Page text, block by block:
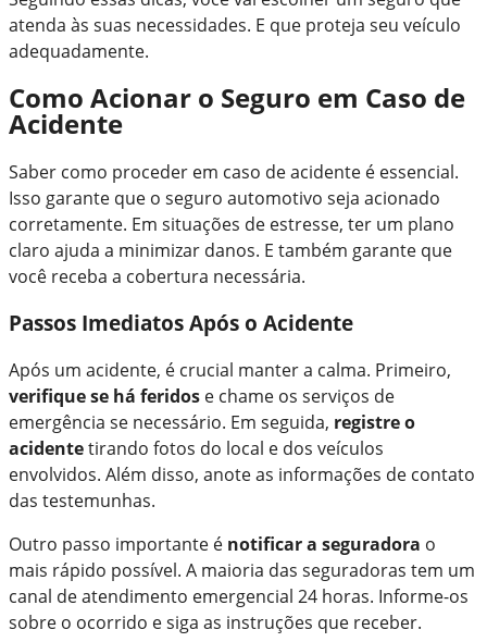
atenda às suas necessidades. E que proteja seu veículo
adequadamente.
Como Acionar o Seguro em Caso de
Acidente
Saber como proceder em caso de acidente é essencial.
Isso garante que o seguro automotivo seja acionado
corretamente. Em situações de estresse, ter um plano
claro ajuda a minimizar danos. E também garante que
você receba a cobertura necessária.
Passos Imediatos Após o Acidente
Após um acidente, é crucial manter a calma. Primeiro,
verifique se há feridos e chame os serviços de
emergência se necessário. Em seguida, registre o
acidentetirando fotos do local e dos veículos
envolvidos. Além disso, anote as informações de contato
das testemunhas.
Outro passo importante é notificar a seguradora o
mais rápido possível. A maioria das seguradoras tem um
canal de atendimento emergencial 24 horas. Informe-os
sobre o ocorrido e siga as instruções que receber.